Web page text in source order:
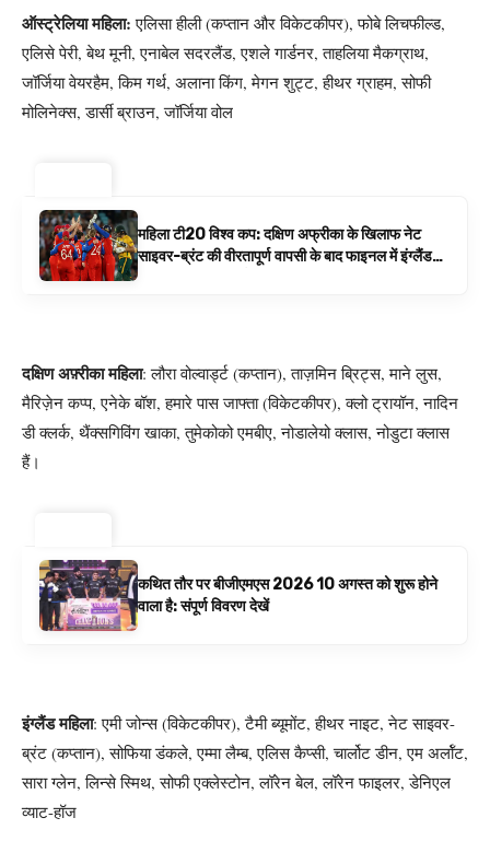
ऑस्ट्रेलिया महिला: एलिसा हीली (कप्तान और विकेटकीपर), फोबे लिचफील्ड,
एलिसे पेरी, बेथ मूनी, एनाबेल सदरलैंड, एशले गार्डनर, ताहलिया मैकग्राथ,
जॉर्जिया वेयरहैम, किम गर्थ, अलाना किंग, मेगन शुट्ट, हीथर ग्राहम, सोफी
मोलिनेक्स, डार्सी ब्राउन, जॉर्जिया वोल
महिला टी20 विश्व कप: दक्षिण अफ्रीका के खिलाफ नेट
साइवर-ब्रंट की वीरतापूर्ण वापसी के बाद फाइनल में इंग्लैंड
दक्षिण अफ़्रीका महिला: लौरा वोल्वार्ड्ट (कप्तान), ताज़मिन ब्रिट्स, माने लुस,
मैरिज़ेन कप्प, एनेके बॉश, हमारे पास जाफ्ता (विकेटकीपर), क्लो ट्रायॉन, नादिन
डी क्लर्क, थैंक्सगिविंग खाका, तुमेकोको एमबीए, नोडालेयो क्लास, नोडुटा क्लास
हैं।
कथित तौर पर बीजीएमएस 2026 10 अगस्त को शुरू होने
वाला है: संपूर्ण विवरण देखें
इंग्लैंड महिला: एमी जोन्स (विकेटकीपर), टैमी ब्यूमोंट, हीथर नाइट, नेट साइवर-
ब्रंट (कप्तान), सोफिया डंकले, एम्मा लैम्ब, एलिस कैप्सी, चार्लोट डीन, एम अर्लॉट,
सारा ग्लेन, लिन्से स्मिथ, सोफी एक्लेस्टोन, लॉरेन बेल, लॉरेन फाइलर, डेनिएल
व्याट-हॉज